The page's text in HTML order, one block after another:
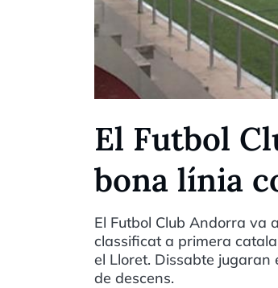
El Futbol
bona línia
El Futbol Club Andorra va
classificat a primera
el Lloret. Dissabte
de descens.